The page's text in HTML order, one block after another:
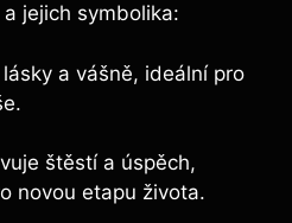
jejich symbolika:
a vášně, ideální pro
štěstí a úspěch,
novou etapu života.